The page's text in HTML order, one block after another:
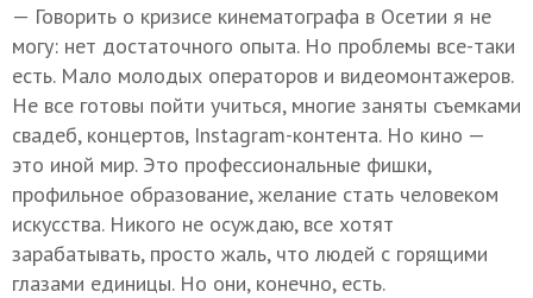
— Говорить о кризисе кинематографа в Осетии я не
могу: нет достаточного опыта. Но проблемы все-таки
есть. Мало молодых операторов и видеомонтажеров.
Не все готовы пойти учиться, многие заняты съемками
свадеб, концертов, Instagram-контента. Но кино —
это иной мир. Это профессиональные фишки,
профильное образование, желание стать человеком
искусства. Никого не осуждаю, все хотят
зарабатывать, просто жаль, что людей с горящими
глазами единицы. Но они, конечно, есть.